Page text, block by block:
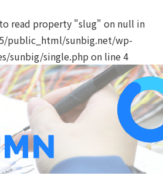
read property "slug" on null in
public_html/sunbig.net/wp-
sunbig/single.phpon line4